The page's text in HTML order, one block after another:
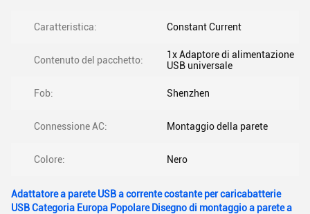
Caratteristica: Constant Current
Contenuto del pacchetto:
1x Adaptore di alimentazione
USB universale
Fob: Shenzhen
Connessione AC: Montaggio della parete
Colore: Nero
Adattatore a parete USB a corrente costante per caricabatterie
USB Categoria Europa Popolare Disegno di montaggio a parete a